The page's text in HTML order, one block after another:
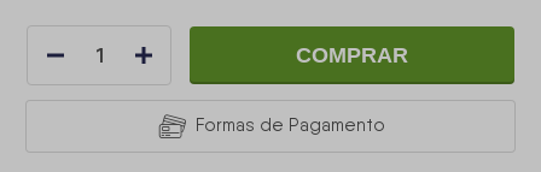
COMPRAR
Formas de Pagamento